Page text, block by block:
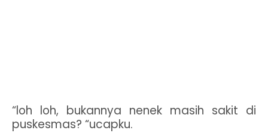
“loh loh, bukannya nenek masih sakit di
puskesmas? “ucapku.